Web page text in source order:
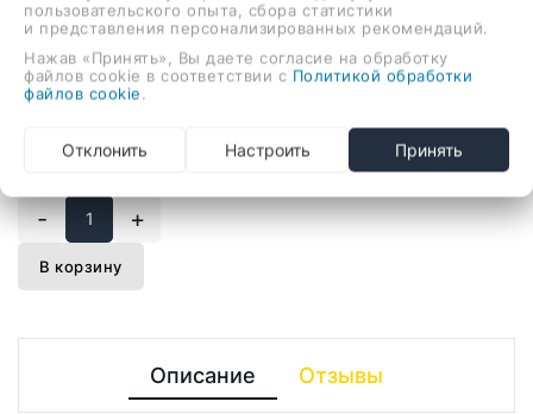
Гамма 1/2" 70 см
541,33 руб.
водяной, Ф-образный, нержавеющая сталь,
подключение нижнее (160 мм, 1/2"), 70x50 см, цвет:
- +
В корзину
Описание Отзывы
пользовательского опыта, сбора статистики
и представления персонализированных рекомендаций.
Нажав «Принять», Вы даете согласие на обработку
файлов cookie в соответствии с Политикой обработки
файлов cookie
Отклонить Настроить Принять